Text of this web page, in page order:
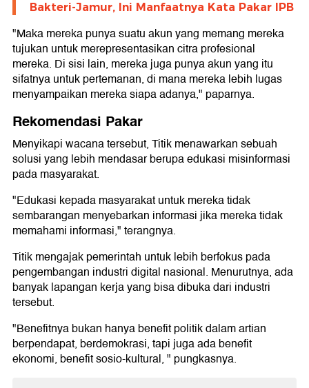
Bakteri-Jamur, Ini Manfaatnya Kata Pakar IPB
"Maka mereka punya suatu akun yang memang mereka
tujukan untuk merepresentasikan citra profesional
mereka. Di sisi lain, mereka juga punya akun yang itu
sifatnya untuk pertemanan, di mana mereka lebih lugas
menyampaikan mereka siapa adanya," paparnya.
Rekomendasi Pakar
Menyikapi wacana tersebut, Titik menawarkan sebuah
solusi yang lebih mendasar berupa edukasi misinformasi
pada masyarakat.
"Edukasi kepada masyarakat untuk mereka tidak
sembarangan menyebarkan informasi jika mereka tidak
memahami informasi," terangnya.
Titik mengajak pemerintah untuk lebih berfokus pada
pengembangan industri digital nasional. Menurutnya, ada
banyak lapangan kerja yang bisa dibuka dari industri
tersebut.
"Benefitnya bukan hanya benefit politik dalam artian
berpendapat, berdemokrasi, tapi juga ada benefit
ekonomi, benefit sosio-kultural, " pungkasnya.